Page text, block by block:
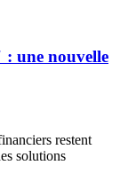
: une nouvelle
restent
solutions